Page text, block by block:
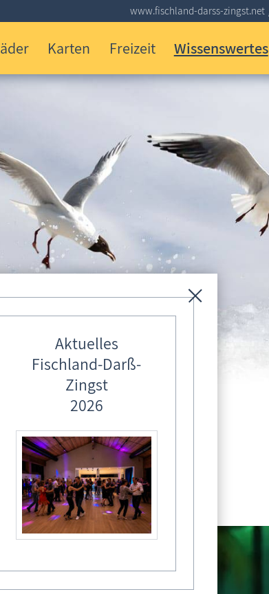
Karten Freizeit Wissenswertes
www.fischland-darss-zingst.net
2026
Aktuelles
Fischland-Darß-
Zingst
2026